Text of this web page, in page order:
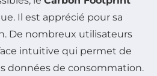
Il est apprécié pour sa
De nombreux utilisateurs
intuitive qui permet de
données de consommation.